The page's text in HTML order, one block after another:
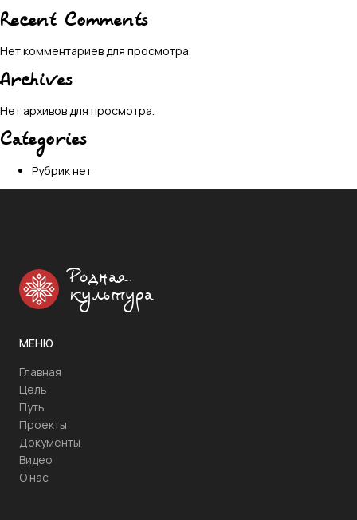
Recent Comments
Нет комментариев для просмотра.
Archives
Нет архивов для просмотра.
Categories
Рубрик нет
Родная
культура
МЕНЮ
Главная
Цель
Путь
Проекты
Документы
Видео
О нас